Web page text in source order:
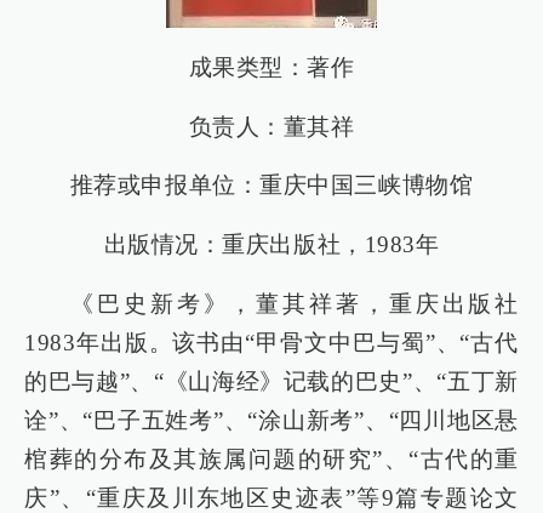
成果类型：著作
负责人：董其祥
推荐或申报单位：重庆中国三峡博物馆
出版情况：重庆出版社，1983年
《巴史新考》，董其祥著，重庆出版社
1983年出版。该书由“甲骨文中巴与蜀”、“古代
的巴与越”、“《山海经》记载的巴史”、“五丁新
诠”、“巴子五姓考”、“涂山新考”、“四川地区悬
棺葬的分布及其族属问题的研究”、“古代的重
庆”、“重庆及川东地区史迹表”等9篇专题论文